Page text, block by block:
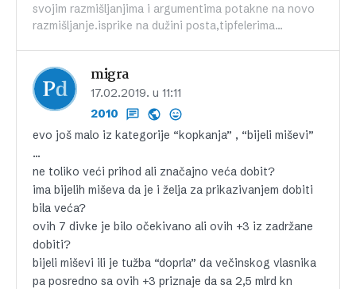
svojim razmišljanjima i argumentima potakne na novo
razmišljanje.isprike na dužini posta,tipfelerima...
migra
17.02.2019. u 11:11
2010
evo još malo iz kategorije “kopkanja” , “bijeli miševi”
…
ne toliko veći prihod ali značajno veća dobit?
ima bijelih miševa da je i želja za prikazivanjem dobiti
bila veća?
ovih 7 divke je bilo očekivano ali ovih +3 iz zadržane
dobiti?
bijeli miševi ili je tužba “doprla” da večinskog vlasnika
pa posredno sa ovih +3 priznaje da sa 2,5 mlrd kn